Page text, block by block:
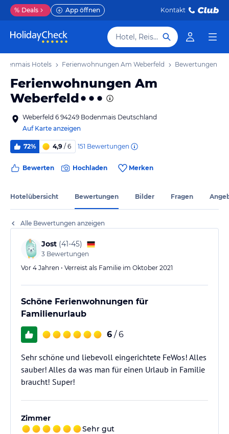
% Deals App öffnen Kontakt
Hotel, Reiseziel
Hotels Ferienwohnungen Am Weberfeld Bewertungen
Ferienwohnungen Am
Weberfeld
Weberfeld 6 94249 Bodenmais Deutschland
Auf Karte anzeigen
72% 4,9 / 6 151 Bewertungen
Bewerten Hochladen Merken
Hotelübersicht Bewertungen Bilder Fragen
Alle Bewertungen anzeigen
Jost (41-45)
3 Bewertungen
Vor 4 Jahren • Verreist als Familie im Oktober 2021
Schöne Ferienwohnungen für
Familienurlaub
6 / 6
Sehr schöne und liebevoll eingerichtete FeWos! Alles
sauber! Alles da was man für einen Urlaub in Familie
braucht! Super!
Zimmer
Sehr gut